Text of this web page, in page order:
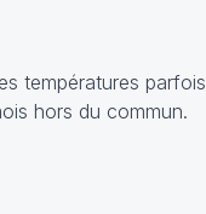
températures parfois
hors du commun.